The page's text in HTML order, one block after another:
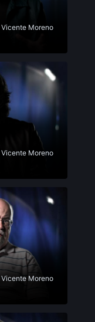
Vicente Moreno
Vicente Moreno
Vicente Moreno